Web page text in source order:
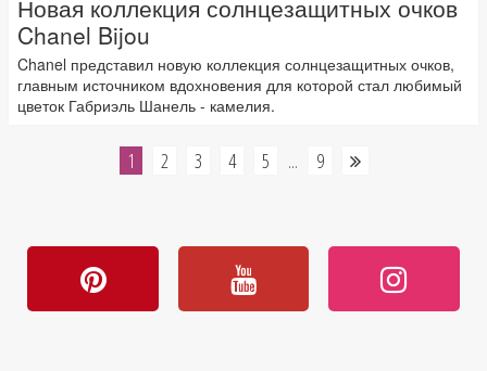
Новая коллекция солнцезащитных очков
Chanel Bijou
Chanel представил новую коллекция солнцезащитных очков,
главным источником вдохновения для которой стал любимый
цветок Габриэль Шанель - камелия.
1 2 3 4 5 ... 9